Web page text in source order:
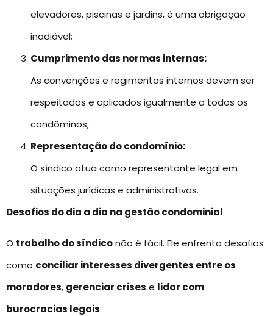
elevadores, piscinas e jardins, é uma obrigação
inadiável;
Cumprimento das normas internas:
As convenções e regimentos internos devem ser
respeitados e aplicados igualmente a todos os
condôminos;
Representação do condomínio:
O síndico atua como representante legal em
situações jurídicas e administrativas.
Desafios do dia a dia na gestão condominial
O trabalho do síndiconão é fácil. Ele enfrenta desafios
como conciliar interesses divergentes entre os
moradores, gerenciar crises e lidar com
burocracias legais.